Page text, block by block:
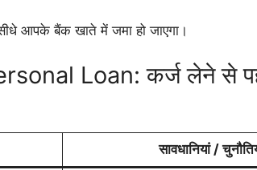
आपके बैंक खाते में जमा हो जाएगा।
Loan: कर्ज लेने से
सावधानियां /